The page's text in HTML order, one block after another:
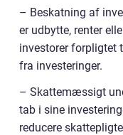
– Beskatning af
er udbytte, renter
investorer forpligtet
fra investeringer.
– Skattemæssigt
tab i sine
reducere